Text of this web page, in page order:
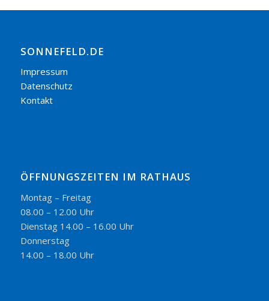
SONNEFELD.DE
Impressum
Datenschutz
Kontakt
ÖFFNUNGSZEITEN IM RATHAUS
Montag – Freitag
08.00 – 12.00 Uhr
Dienstag 14.00 – 16.00 Uhr
Donnerstag
14.00 – 18.00 Uhr